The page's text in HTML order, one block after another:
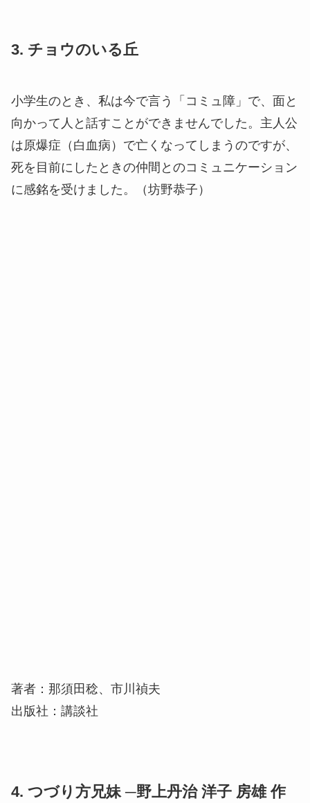
3. チョウのいる丘
小学生のとき、私は今で言う「コミュ障」で、面と
向かって人と話すことができませんでした。主人公
は原爆症（白血病）で亡くなってしまうのですが、
死を目前にしたときの仲間とのコミュニケーション
に感銘を受けました。（坊野恭子）
著者：那須田稔、市川禎夫
出版社：講談社
4. つづり方兄妹 ─野上丹治 洋子 房雄 作